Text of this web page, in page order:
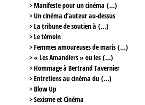
> Manifeste pour un cinéma (…)
> Un cinéma d’auteur au-dessus
> La tribune de soutien à (…)
> Le témoin
> Femmes amoureuses de maris (…)
> « Les Amandiers » ou les (…)
> Hommage à Bertrand Tavernier
> Entretiens au cinéma du (…)
> Blow Up
> Sexisme et Cinéma